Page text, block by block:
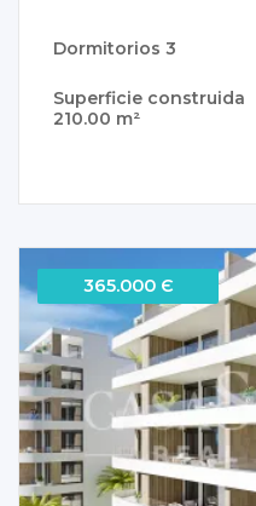
Dormitorios 3
Superficie construida
210.00 m²
365.000 Є